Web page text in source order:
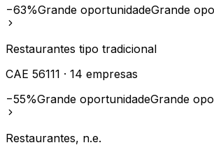
−63%Grande oportunidadeGrande
Restaurantes tipo tradicional
CAE 56111 · 14 empresas
−55%Grande oportunidadeGrande
Restaurantes, n.e.